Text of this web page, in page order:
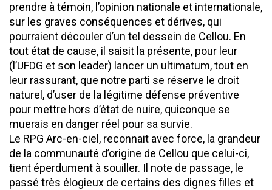
prendre à témoin, l’opinion nationale et internationale,
sur les graves conséquences et dérives, qui
pourraient découler d’un tel dessein de Cellou. En
tout état de cause, il saisit la présente, pour leur
(l’UFDG et son leader) lancer un ultimatum, tout en
leur rassurant, que notre parti se réserve le droit
naturel, d’user de la légitime défense préventive
pour mettre hors d’état de nuire, quiconque se
muerais en danger réel pour sa survie.
Le RPG Arc-en-ciel, reconnait avec force, la grandeur
de la communauté d’origine de Cellou que celui-ci,
tient éperdument à souiller. Il note de passage, le
passé très élogieux de certains des dignes filles et